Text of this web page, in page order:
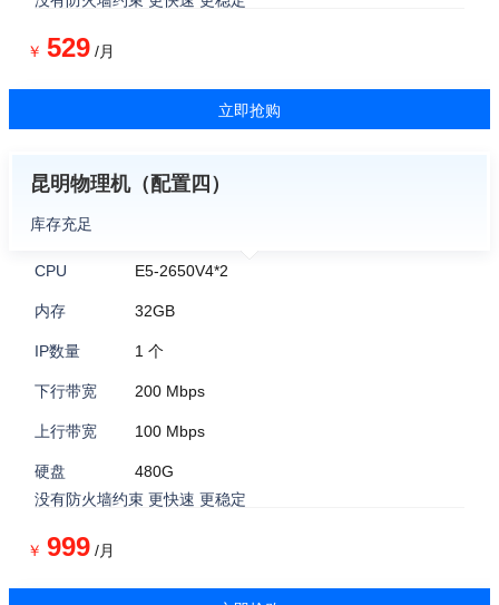
￥ 529 /月
立即抢购
昆明物理机（配置四）
库存充足
CPU E5-2650V4*2
内存 32GB
IP数量 1 个
下行带宽 200 Mbps
上行带宽 100 Mbps
硬盘
480G
没有防火墙约束 更快速 更稳定
￥ 999 /月